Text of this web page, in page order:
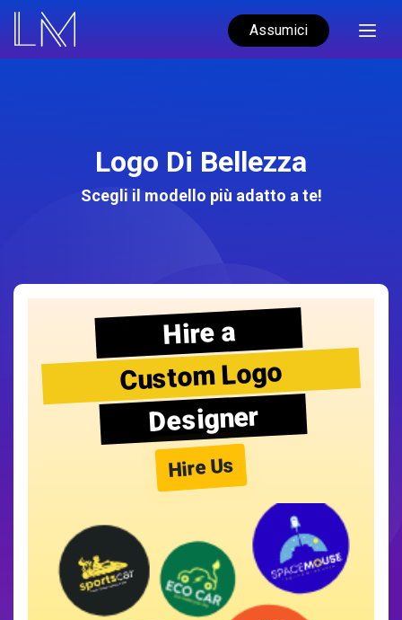
Assumici
Logo Di Bellezza
Scegli il modello più adatto a te!
Hire a
Custom Logo
Designer
Hire Us